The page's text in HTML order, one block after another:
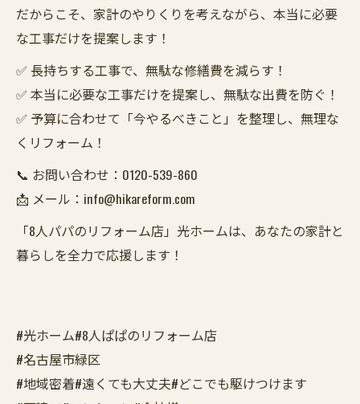
だからこそ、家計のやりくりを考えながら、本当に必要
な工事だけを提案します！
✅ 長持ちする工事で、無駄な修繕費を減らす！
✅ 本当に必要な工事だけを提案し、無駄な出費を防ぐ！
✅ 予算に合わせて「今やるべきこと」を整理し、無理な
くリフォーム！
📞 お問い合わせ：0120-539-860
📩 メール：info@hikareform.com
「8人パパのリフォーム店」光ホームは、あなたの家計と
暮らしを全力で応援します！
#光ホーム#8人ぱぱのリフォーム店
#名古屋市緑区
#地域密着#遠くても大丈夫#どこでも駆けつけます